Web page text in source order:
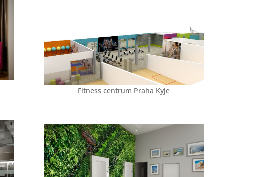
Fitness centrum Praha Kyje